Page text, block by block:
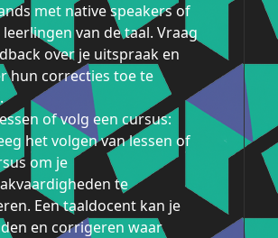
met native speakers of
van de taal. Vraag
over je uitspraak en
hun correcties toe te
of volg een cursus:
het volgen van lessen of
om je
te
Een taaldocent kan je
en corrigeren waar